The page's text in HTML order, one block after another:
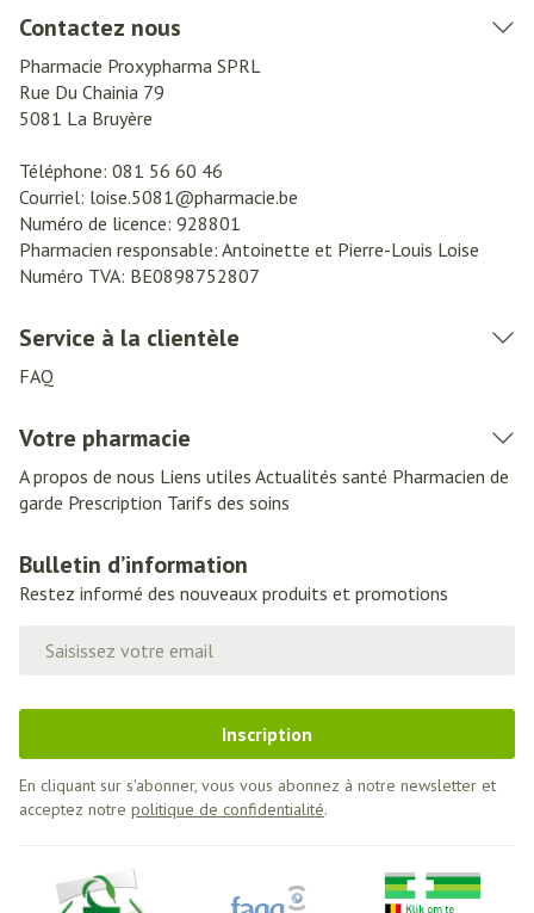
Contactez nous
Pharmacie Proxypharma SPRL
Rue Du Chainia 79
5081 La Bruyère
Téléphone: 081 56 60 46
Courriel: loise.5081@pharmacie.be
Numéro de licence: 928801
Pharmacien responsable: Antoinette et Pierre-Louis Loise
Numéro TVA: BE0898752807
Service à la clientèle
FAQ
Votre pharmacie
A propos de nous Liens utiles Actualités santé Pharmacien de
garde Prescription Tarifs des soins
Bulletin d’information
Restez informé des nouveaux produits et promotions
Inscription
En cliquant sur s'abonner, vous vous abonnez à notre newsletter et
acceptez notre politique de confidentialité.